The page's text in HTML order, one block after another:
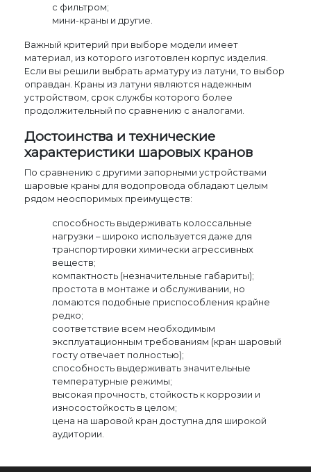
с фильтром;
мини-краны и другие.
Важный критерий при выборе модели имеет
материал, из которого изготовлен корпус изделия.
Если вы решили выбрать арматуру из латуни, то выбор
оправдан. Краны из латуни являются надежным
устройством, срок службы которого более
продолжительный по сравнению с аналогами.
Достоинства и технические
характеристики шаровых кранов
По сравнению с другими запорными устройствами
шаровые краны для водопровода обладают целым
рядом неоспоримых преимуществ:
способность выдерживать колоссальные
нагрузки – широко используется даже для
транспортировки химически агрессивных
веществ;
компактность (незначительные габариты);
простота в монтаже и обслуживании, но
ломаются подобные приспособления крайне
редко;
соответствие всем необходимым
эксплуатационным требованиям (кран шаровый
госту отвечает полностью);
способность выдерживать значительные
температурные режимы;
высокая прочность, стойкость к коррозии и
износостойкость в целом;
цена на шаровой кран доступна для широкой
аудитории.